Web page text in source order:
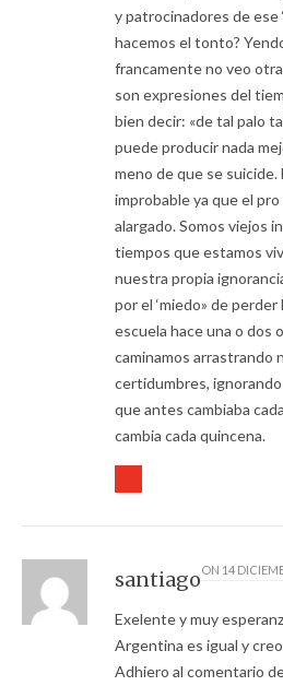
y patrocinadores de ese
hacemos el tonto?
francamente no veo
son expresiones del
bien decir: «de tal palo
puede producir nada
meno de que se suicide.
improbable ya que el
alargado. Somos viejos
tiempos que estamos
nuestra propia
por el ‘miedo» de
escuela hace una o dos
caminamos arrastrando
certidumbres,
que antes cambiaba
cambia cada quincena.
santiagoON 14
Exelente y muy
Argentina es igual y
Adhiero al comentario